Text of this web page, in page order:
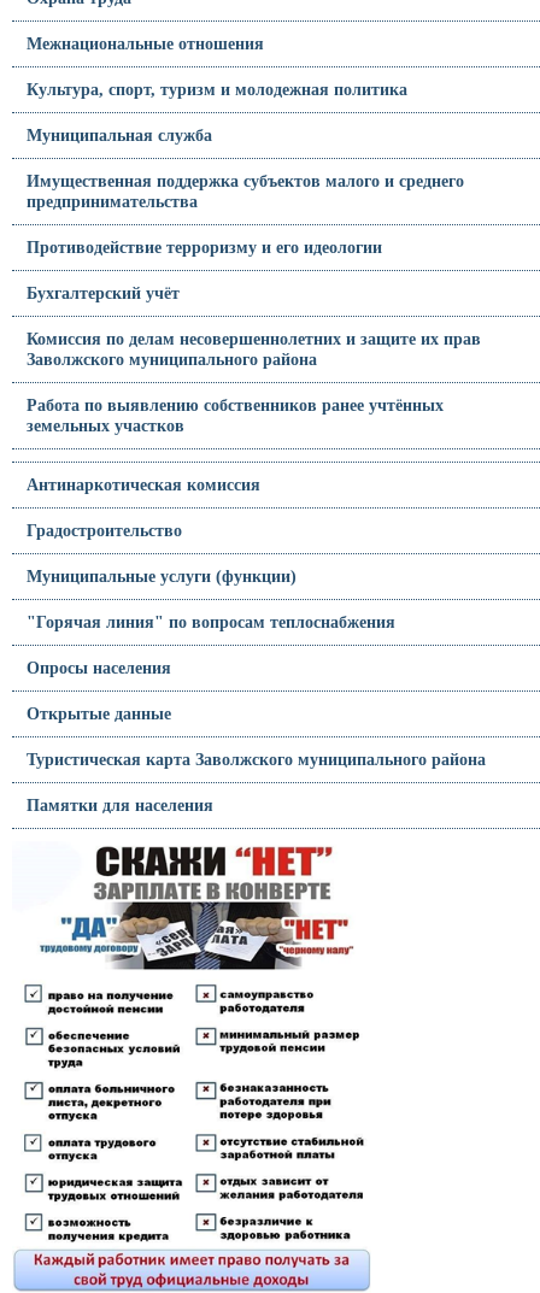
Межнациональные отношения
Культура, спорт, туризм и молодежная политика
Муниципальная служба
Имущественная поддержка субъектов малого и среднего
предпринимательства
Противодействие терроризму и его идеологии
Бухгалтерский учёт
Комиссия по делам несовершеннолетних и защите их прав
Заволжского муниципального района
Работа по выявлению собственников ранее учтённых
земельных участков
Антинаркотическая комиссия
Градостроительство
Муниципальные услуги (функции)
"Горячая линия" по вопросам теплоснабжения
Опросы населения
Открытые данные
Туристическая карта Заволжского муниципального района
Памятки для населения